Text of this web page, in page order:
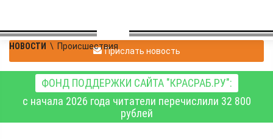
НОВОСТИ \ ПроисшествияПрислать новость
ФОНД ПОДДЕРЖКИ САЙТА "КРАСРАБ.РУ":
с начала 2026 года читатели перечислили 32 800
рублей